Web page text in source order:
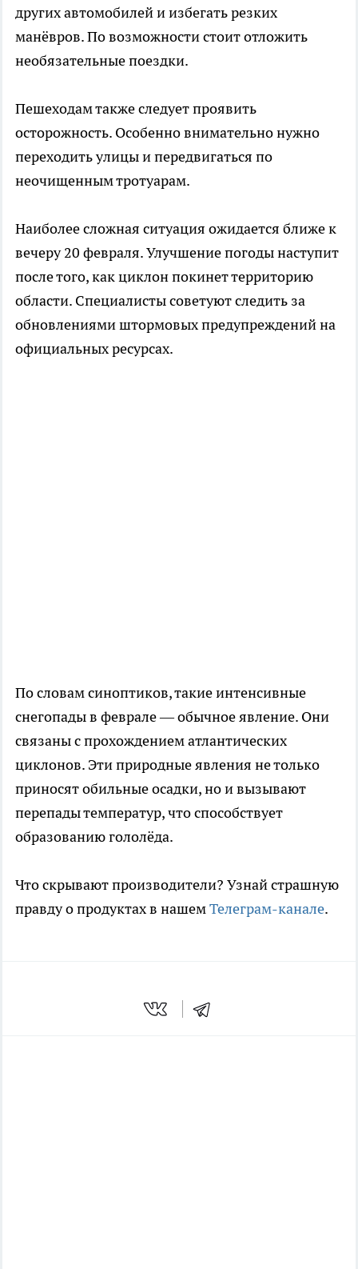
других автомобилей и избегать резких
манёвров. По возможности стоит отложить
необязательные поездки.
Пешеходам также следует проявить
осторожность. Особенно внимательно нужно
переходить улицы и передвигаться по
неочищенным тротуарам.
Наиболее сложная ситуация ожидается ближе к
вечеру 20 февраля. Улучшение погоды наступит
после того, как циклон покинет территорию
области. Специалисты советуют следить за
обновлениями штормовых предупреждений на
официальных ресурсах.
По словам синоптиков, такие интенсивные
снегопады в феврале — обычное явление. Они
связаны с прохождением атлантических
циклонов. Эти природные явления не только
приносят обильные осадки, но и вызывают
перепады температур, что способствует
образованию гололёда.
Что скрывают производители? Узнай страшную
правду о продуктах в нашемТелеграм-канале.